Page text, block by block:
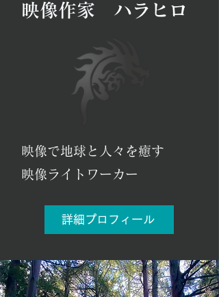
映像作家 ハラヒロ
映像で地球と人々を癒す
​映像ライトワーカー
詳細プロフィール